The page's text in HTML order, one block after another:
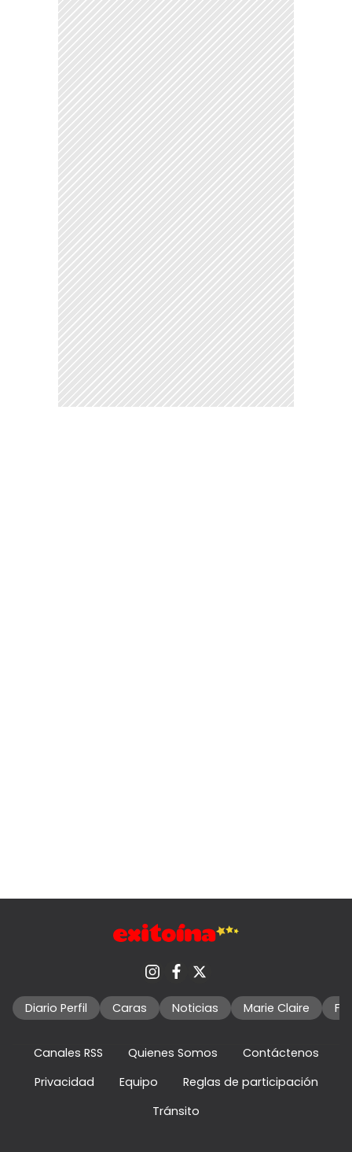
Diario Perfil Caras Noticias Marie Claire
Canales RSS Quienes Somos
Contáctenos
Privacidad
Equipo
Reglas de participación
Tránsito